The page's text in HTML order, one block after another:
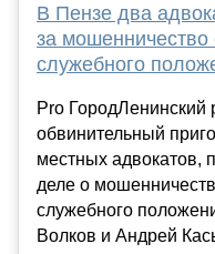
В Пензе два
за мошенничество
служебного
Pro
обвинительный
местных адвокатов,
деле о
служебного
Волков и Андрей